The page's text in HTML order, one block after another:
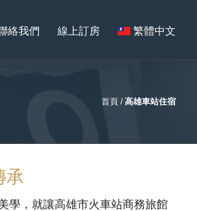
絡我們 線上訂房 繁體中文
首頁 /高雄車站住宿
承
學，就讓高雄市火車站商務旅館